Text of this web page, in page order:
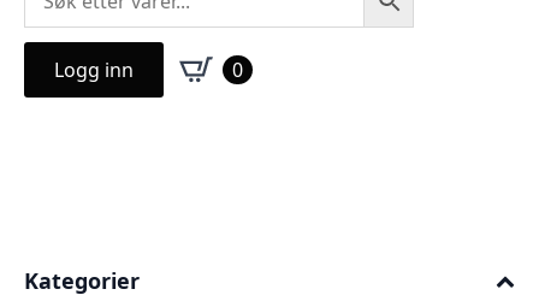
Logg inn 0
Kategorier